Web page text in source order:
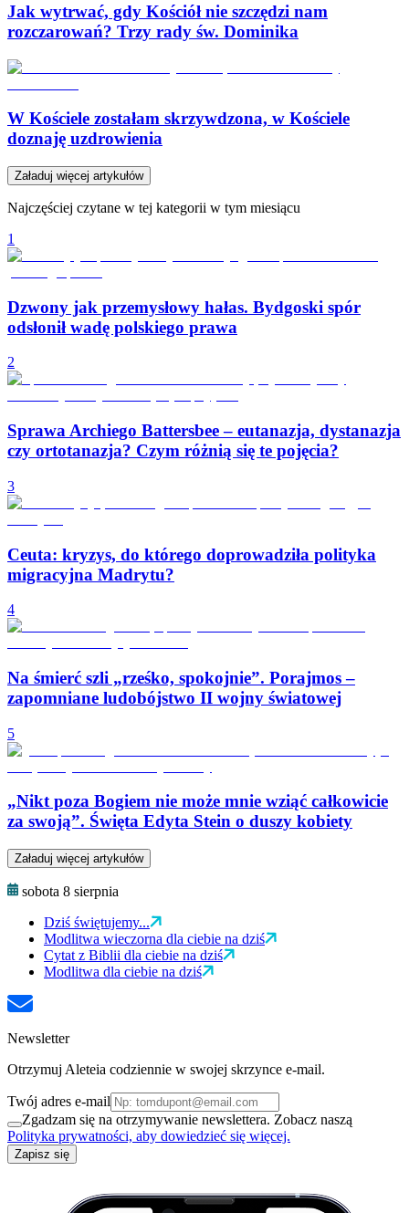
Jak wytrwać, gdy Kościół nie szczędzi nam
rozczarowań? Trzy rady św. Dominika
W Kościele zostałam skrzywdzona, w Kościele
doznaję uzdrowienia
Załaduj więcej artykułów
Najczęściej czytane w tej kategorii w tym miesiącu
1
Dzwony jak przemysłowy hałas. Bydgoski spór
odsłonił wadę polskiego prawa
2
Sprawa Archiego Battersbee – eutanazja, dystanazja
czy ortotanazja? Czym różnią się te pojęcia?
3
Ceuta: kryzys, do którego doprowadziła polityka
migracyjna Madrytu?
4
Na śmierć szli „rześko, spokojnie”. Porajmos –
zapomniane ludobójstwo II wojny światowej
5
„Nikt poza Bogiem nie może mnie wziąć całkowicie
za swoją”. Święta Edyta Stein o duszy kobiety
Załaduj więcej artykułów
sobota 8 sierpnia
Dziś świętujemy...
Modlitwa wieczorna dla ciebie na dziś
Cytat z Biblii dla ciebie na dziś
Modlitwa dla ciebie na dziś
Newsletter
Otrzymuj Aleteia codziennie w swojej skrzynce e-mail.
Twój adres e-mail
Zgadzam się na otrzymywanie newslettera. Zobacz naszą
Polityka prywatności, aby dowiedzieć się więcej.
Zapisz się